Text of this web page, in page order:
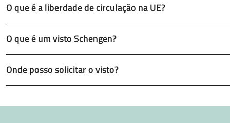
O que é a liberdade de circulação na UE?
O que é um visto Schengen?
Onde posso solicitar o visto?